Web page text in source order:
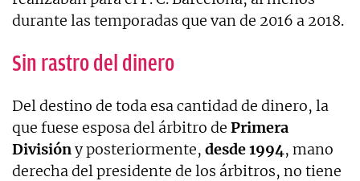
durante las temporadas que van de 2016 a 2018.
Sin rastro del dinero
Del destino de toda esa cantidad de dinero, la
que fuese esposa del árbitro de Primera
Divisióny posteriormente, desde 1994, mano
derecha del presidente de los árbitros, no tiene